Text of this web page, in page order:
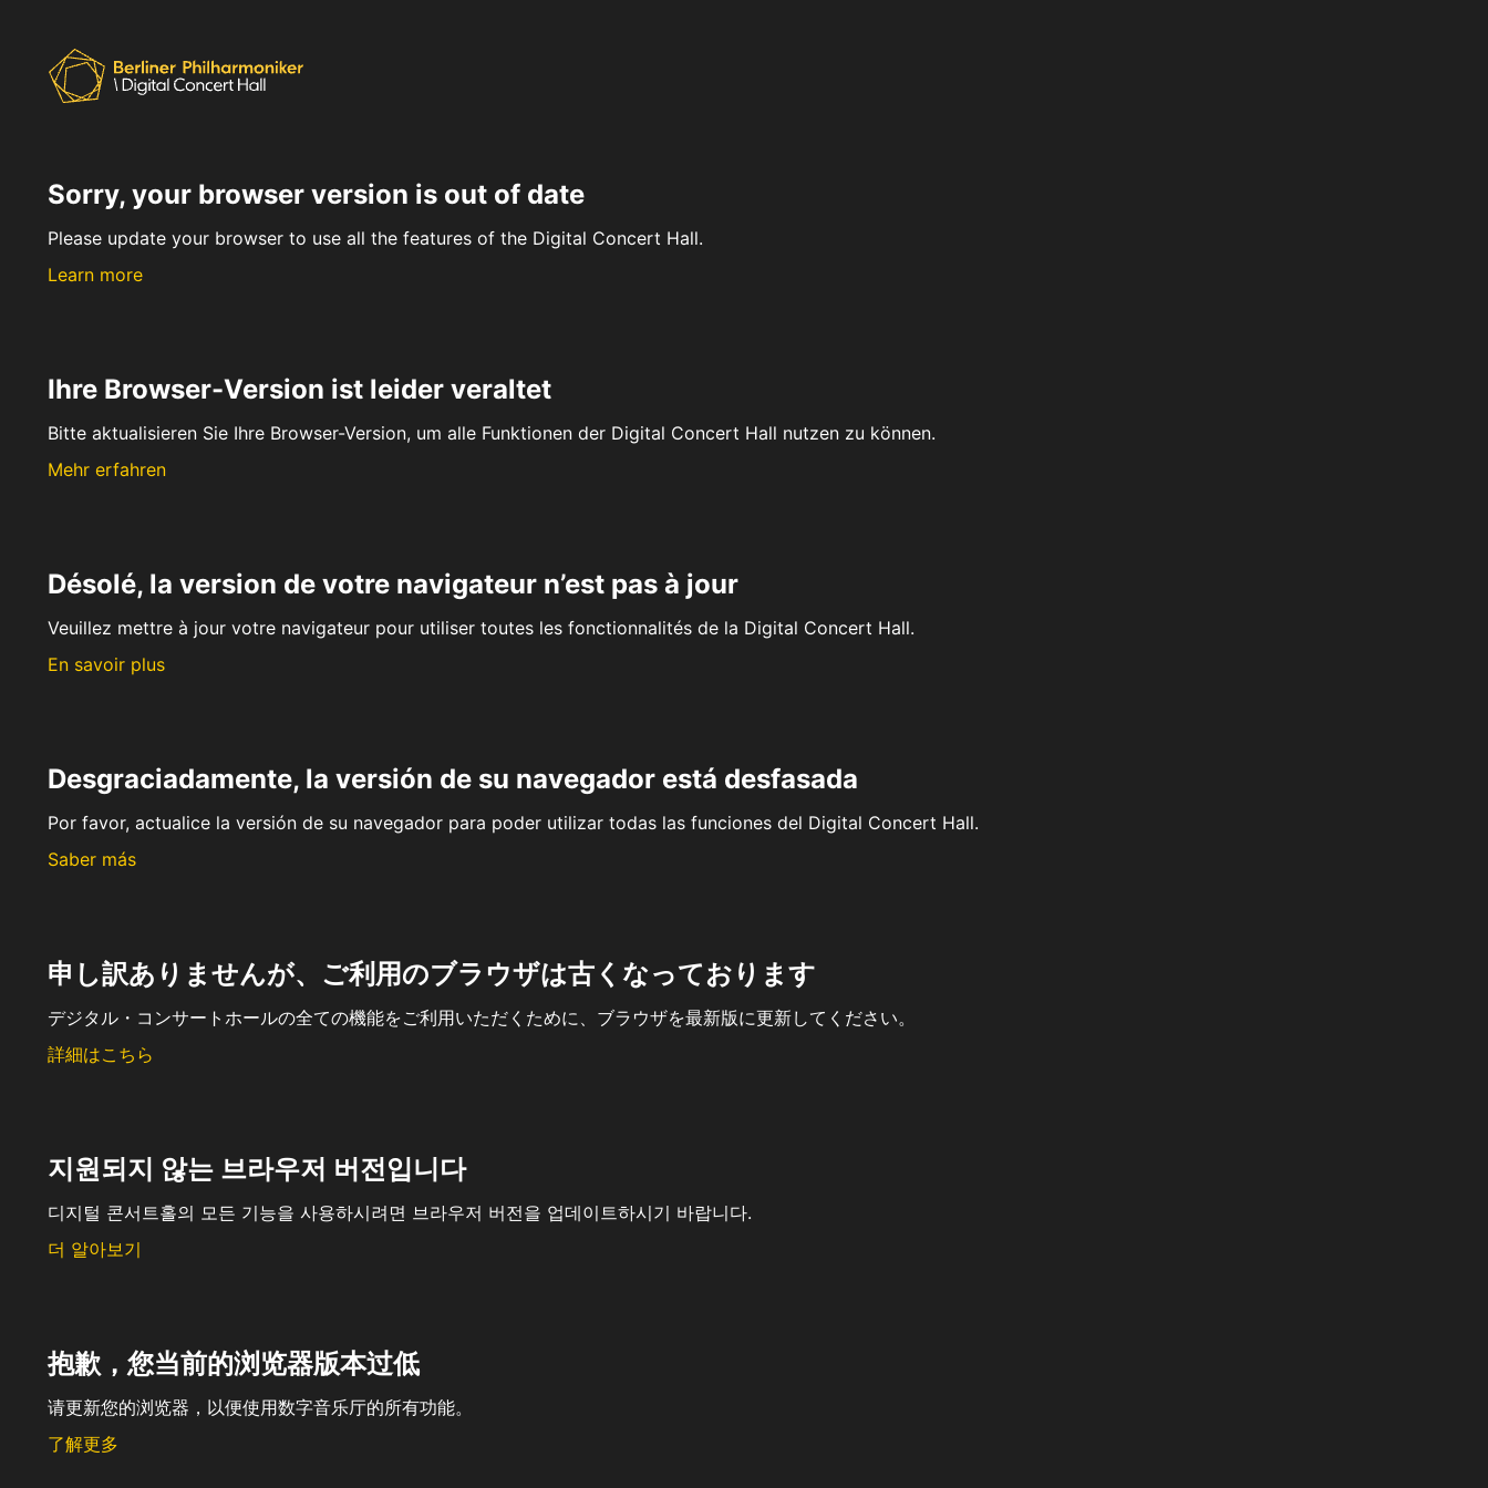
Sorry, your browser version is out of date
Please update your browser to use all the features of the Digital Concert Hall.
Learn more
Ihre Browser-Version ist leider veraltet
Bitte aktualisieren Sie Ihre Browser-Version, um alle Funktionen der Digital Concert Hall nutzen zu können.
Mehr erfahren
Désolé, la version de votre navigateur n’est pas à jour
Veuillez mettre à jour votre navigateur pour utiliser toutes les fonctionnalités de la Digital Concert Hall.
En savoir plus
Desgraciadamente, la versión de su navegador está desfasada
Por favor, actualice la versión de su navegador para poder utilizar todas las funciones del Digital Concert Hall.
Saber más
申し訳ありませんが、ご利用のブラウザは古くなっております
デジタル・コンサートホールの全ての機能をご利用いただくために、ブラウザを最新版に更新してください。
詳細はこちら
지원되지 않는 브라우저 버전입니다
디지털 콘서트홀의 모든 기능을 사용하시려면 브라우저 버전을 업데이트하시기 바랍니다.
더 알아보기
抱歉，您当前的浏览器版本过低
请更新您的浏览器，以便使用数字音乐厅的所有功能。
了解更多